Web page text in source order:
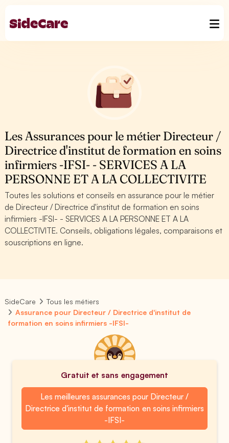
Les Assurances pour le métier Directeur /
Directrice d'institut de formation en soins
infirmiers -IFSI- - SERVICES A LA
PERSONNE ET A LA COLLECTIVITE
Toutes les solutions et conseils en assurance pour le métier
de Directeur / Directrice d'institut de formation en soins
infirmiers -IFSI- - SERVICES A LA PERSONNE ET A LA
COLLECTIVITE. Conseils, obligations légales, comparaisons et
souscriptions en ligne.
SideCare
Tous les métiers
Assurance pour Directeur / Directrice d'institut de
formation en soins infirmiers -IFSI-
Gratuit et sans engagement
Les meilleures assurances pour Directeur /
Directrice d'institut de formation en soins infirmiers
-IFSI-